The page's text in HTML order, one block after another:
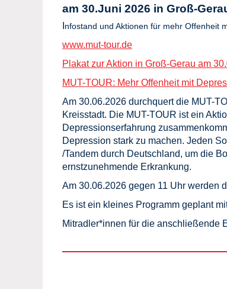
am 30.Juni 2026 in Groß-
nfostand und Aktionen für mehr Offenheit
www.mut-tour.de
Plakat zur Aktion in Groß-Gerau am
MUT-TOUR: Mehr Offenheit mit
Am 30.06.2026 durchquert die MUT-
Kreisstadt. Die MUT-TOUR ist ein
Depressionserfahrung
Depression stark zu machen. Jeden
/Tandem durch Deutschland, um die
ernstzunehmende Erkrankung.
Am 30.06.2026 gegen 11 Uhr werden
Es ist ein kleines Programm geplant
Mitradler*innen für die anschließende